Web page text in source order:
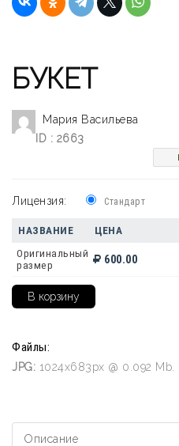
БУКЕТ
Мария Васильева
ID : 2663
Лицензия: Стандарт
НАЗВАНИЕ ЦЕНА
Оригинальный
размер
600.00
Файлы:
JPG: 1024x683px @ 0.092 Mb.
Описание